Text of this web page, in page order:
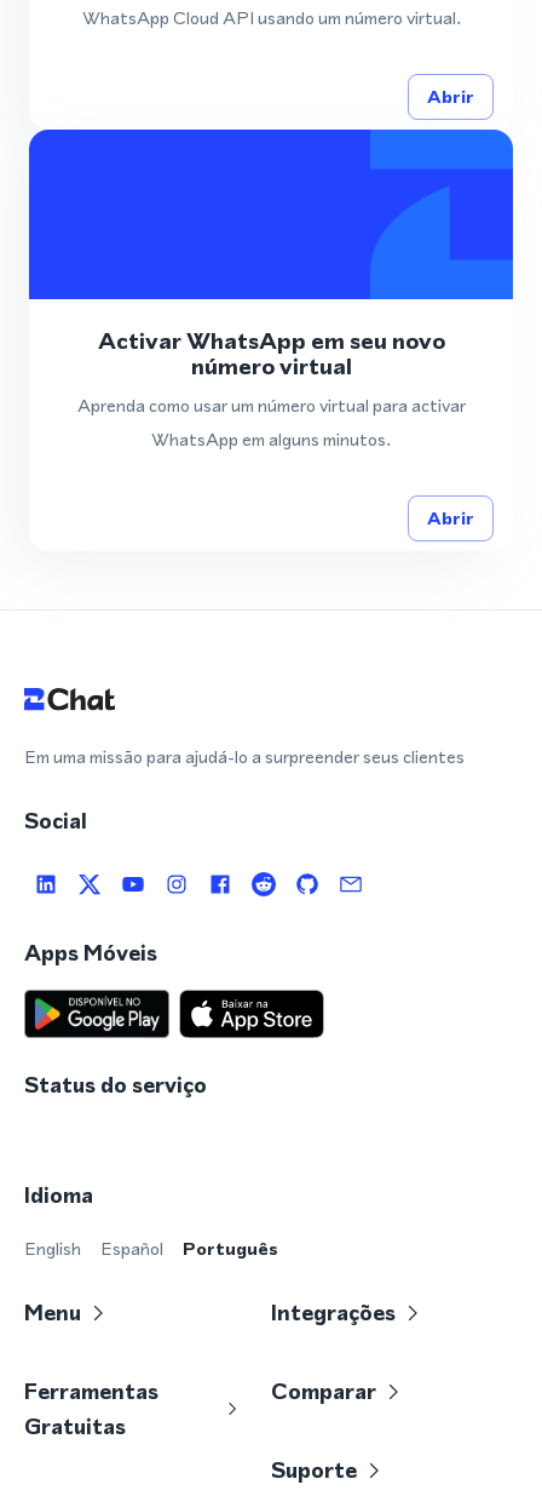
WhatsApp Cloud API usando um número virtual.
Abrir
Activar WhatsApp em seu novo
número virtual
Aprenda como usar um número virtual para activar
WhatsApp em alguns minutos.
Abrir
Em uma missão para ajudá-lo a surpreender seus clientes
Social
Apps Móveis
Status do serviço
Idioma
English Español Português
Menu Integrações
Ferramentas
Gratuitas
Comparar
Suporte